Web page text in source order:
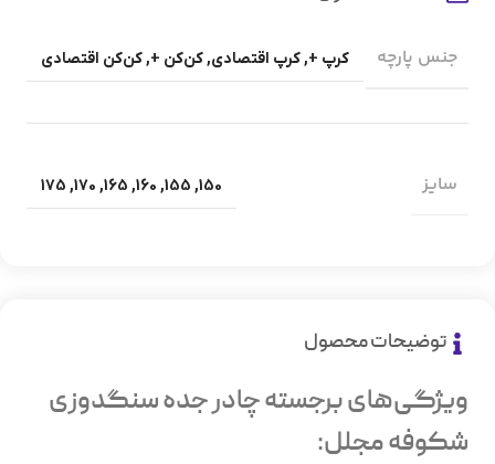
توضیحات محصول
ویژگی‌های برجسته چادر جده سنگدوزی
شکوفه مجلل:
جنس پارچه کرپ +,کرپ اقتصادی,کن‌کن +,کن‌کن اقتصادی
سایز 150
,
155
,
160
,
165
,
170
,
175